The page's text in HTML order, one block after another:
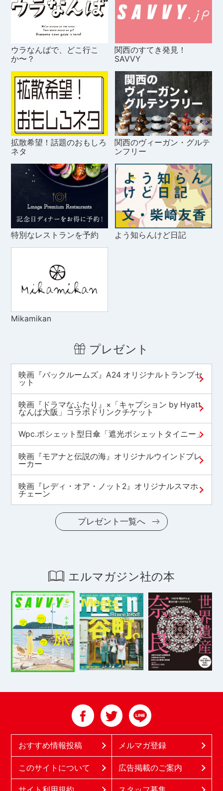
ウラなんばで、どこ行こ
か〜？
関西のすてき発見！
SAVVY
拡散希望！話題のおもしろ
ネタ
関西のヴィーガン・グルテ
ンフリー
特別なレストランを予約 よう知らんけど日記
Mikamikan
プレゼント
映画『バックルームズ』A24 オリジナルトランプセ
ット
映画『ドラマなふたり』×「キャプション by Hyatt
なんば大阪」コラボドリンクチケット
Wpc.ポシェット型日傘「遮光ポシェットタイニー」
映画『モアナと伝説の海』オリジナルウインドブレ
ーカー
映画『レディ・オア・ノット2』オリジナルスマホ
チェーン
プレゼント一覧へ
エルマガジン社の本
おすすめ情報投稿 メルマガ登録
このサイトについて 広告掲載のご案内